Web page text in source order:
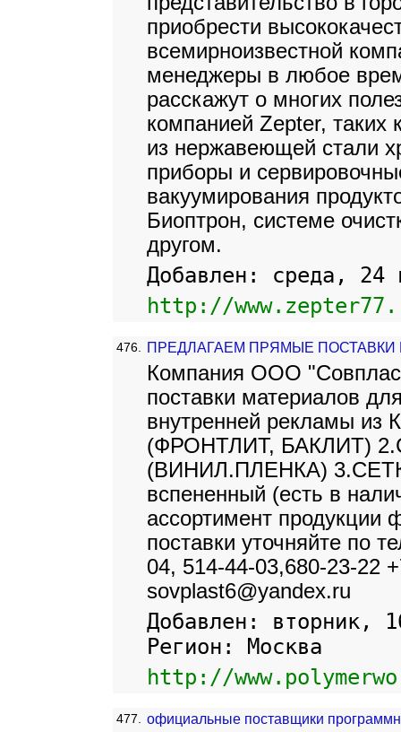
приобрести
всемирноизвестной
менеджеры в любое
расскажут о многих
компанией Zepter, таких
из нержавеющей стали
приборы и
вакуумирования
Биоптрон, системе
другом.
Добавлен: среда, 24
http://
476. ПРЕДЛАГАЕМ ПРЯМЫЕ ПОСТАВКИ
Компания ООО
поставки материалов
внутренней рекламы из
(ФРОНТЛИТ, БАКЛИТ)
(ВИНИЛ.ПЛЕНКА)
вспененный (есть в
ассортимент продукции
поставки уточняйте по
04, 514-44-03,680-23-22
sovplast6@yandex.ru
Добавлен: вторник,
Регион: Москва
http://
477. официальные поставщики